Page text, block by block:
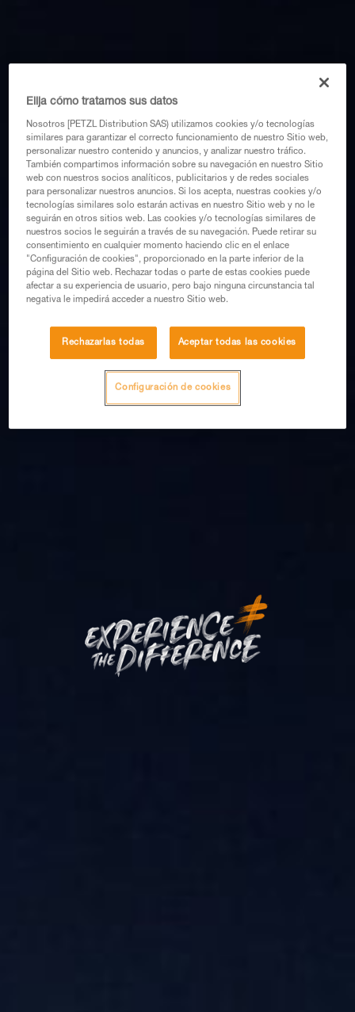
Elija cómo tratamos sus datos
Nosotros [PETZL Distribution SAS) utilizamos cookies y/o tecnologías
similares para garantizar el correcto funcionamiento de nuestro Sitio web,
personalizar nuestro contenido y anuncios, y analizar nuestro tráfico.
También compartimos información sobre su navegación en nuestro Sitio
web con nuestros socios analíticos, publicitarios y de redes sociales
para personalizar nuestros anuncios. Si los acepta, nuestras cookies y/o
tecnologías similares solo estarán activas en nuestro Sitio web y no le
seguirán en otros sitios web. Las cookies y/o tecnologías similares de
nuestros socios le seguirán a través de su navegación. Puede retirar su
consentimiento en cualquier momento haciendo clic en el enlace
"Configuración de cookies", proporcionado en la parte inferior de la
página del Sitio web. Rechazar todas o parte de estas cookies puede
afectar a su experiencia de usuario, pero bajo ninguna circunstancia tal
negativa le impedirá acceder a nuestro Sitio web.
Rechazarlas todas Aceptar todas las cookies
Configuración de cookies